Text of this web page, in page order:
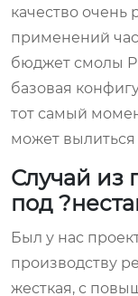
качество очень
применений
бюджет смолы
базовая
тот самый
может
Случай из
под
Был у нас
производству
жесткая, с